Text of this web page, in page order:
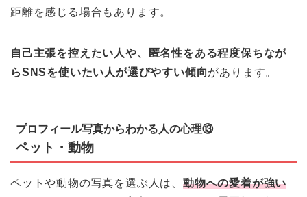
距離を感じる場合もあります。
自己主張を控えたい人や、匿名性をある程度保ちなが
らSNSを使いたい人が選びやすい傾向があります。
プロフィール写真からわかる人の心理⑬
ペット・動物
ペットや動物の写真を選ぶ人は、 動物への愛着が強い